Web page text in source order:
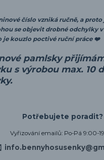
číslo vzniká ručně, a proto
se objevit drobné odchylky
je kouzlo poctivé ruční práce ❤️
pamlsky
s výrobou max. 10
Potřebujete poradit?
Vyřizování emailů: Po-Pá 9:00-